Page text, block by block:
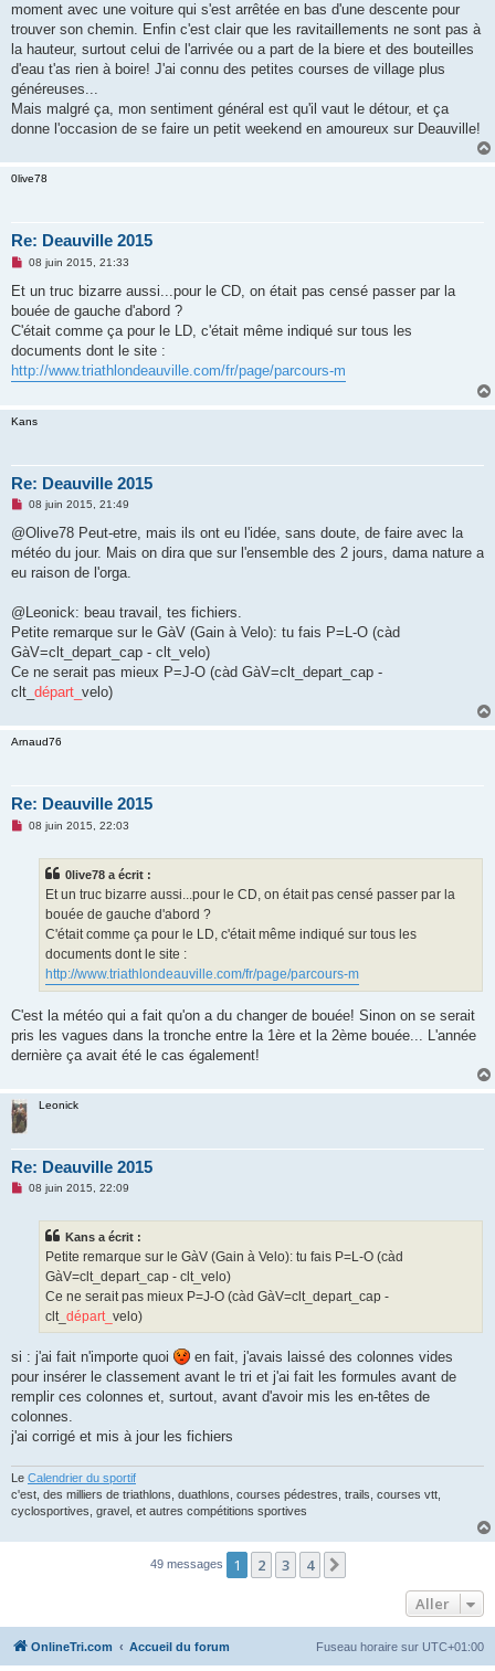
moment avec une voiture qui s'est arrêtée en bas d'une descente pour
trouver son chemin. Enfin c'est clair que les ravitaillements ne sont pas à
la hauteur, surtout celui de l'arrivée ou a part de la biere et des bouteilles
d'eau t'as rien à boire! J'ai connu des petites courses de village plus
généreuses...
Mais malgré ça, mon sentiment général est qu'il vaut le détour, et ça
donne l'occasion de se faire un petit weekend en amoureux sur Deauville!
0live78
Re: Deauville 2015
M
s
a
g
n
o
n
08 juin 2015, 21:33
Et un truc bizarre aussi...pour le CD, on était pas censé passer par la
bouée de gauche d'abord ?
C'était comme ça pour le LD, c'était même indiqué sur tous les
documents dont le site :
http://www.triathlondeauville.com/fr/page/parcours-m
Kans
Re: Deauville 2015
M
s
a
g
o
l
u
08 juin 2015, 21:49
@Olive78 Peut-etre, mais ils ont eu l'idée, sans doute, de faire avec la
météo du jour. Mais on dira que sur l'ensemble des 2 jours, dama nature a
eu raison de l'orga.
@Leonick: beau travail, tes fichiers.
Petite remarque sur le GàV (Gain à Velo): tu fais P=L-O (càd
GàV=clt_depart_cap - clt_velo)
Ce ne serait pas mieux P=J-O (càd GàV=clt_depart_cap -
clt_ départ_ velo)
Arnaud76
Re: Deauville 2015
M08 juin 2015, 22:03
0live78 a écrit :
Et un truc bizarre aussi...pour le CD, on était pas censé passer par la
bouée de gauche d'abord ?
C'était comme ça pour le LD, c'était même indiqué sur tous les
documents dont le site :
http://www.triathlondeauville.com/fr/page/parcours-m
C'est la météo qui a fait qu'on a du changer de bouée! Sinon on se serait
pris les vagues dans la tronche entre la 1ère et la 2ème bouée... L'année
dernière ça avait été le cas également!
Leonick
Re: Deauville 2015
M08 juin 2015, 22:09
Kans a écrit :
Petite remarque sur le GàV (Gain à Velo): tu fais P=L-O (càd
GàV=clt_depart_cap - clt_velo)
Ce ne serait pas mieux P=J-O (càd GàV=clt_depart_cap -
clt_ départ_ velo)
si : j'ai fait n'importe quoi
en fait, j'avais laissé des colonnes vides
pour insérer le classement avant le tri et j'ai fait les formules avant de
remplir ces colonnes et, surtout, avant d'avoir mis les en-têtes de
colonnes.
j'ai corrigé et mis à jour les fichiers
Le Calendrier du sportif
c'est, des milliers de triathlons, duathlons, courses pédestres, trails, courses vtt,
cyclosportives, gravel, et autres compétitions sportives
49 messages 1 2 3 4
Aller
OnlineTri.com Accueil du forum Fuseau horaire sur UTC+01:00